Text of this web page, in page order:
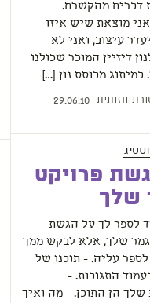
דברים מהקשרם.
מוצאת שיש איזו
עיצוב, ואני לא
דיזיין המוכר שכולנו
במיתוג מבוסס נון […]
חזותית 29.06.10
פרויקט
שלך
לספר לך על הגשת
שלך, אלא לבקש ממך
עליה. - תוכנו של
התגובות. -
הן התוכן. - מה ואיך